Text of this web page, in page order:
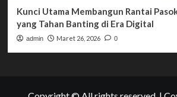
Kunci Utama Membangun Rantai
yang Tahan Banting di Era Digital
admin Maret 26, 2026 0